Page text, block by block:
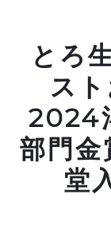
注文履歴
商品一覧
とろ
ス
2024
部門
堂